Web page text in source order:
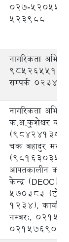
027-
523988
नागरिकता
9852655125,
सम्पर्क
नागरिकता
क.अ.कुशेश्वर
चक्र बहादुर मगर
आपतकालीन
केन्द्र (DEOC),
570383 (टोल
1234),
नम्बर:,
021576908